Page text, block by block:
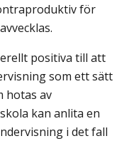
för
positiva till att
som ett sätt
hotas av
kan anlita en
i det fall